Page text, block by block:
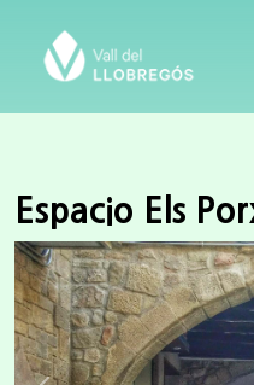
Espacio Els